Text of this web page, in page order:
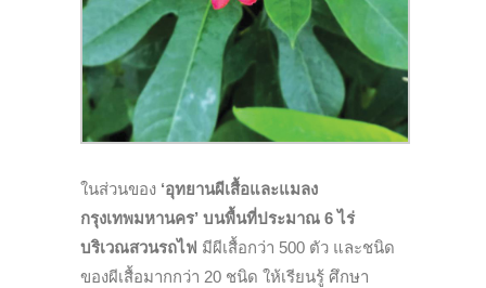
ในส่วนของ ‘อุทยานผีเสื้อและแมลง
กรุงเทพมหานคร’ บนพื้นที่ประมาณ 6 ไร่
บริเวณสวนรถไฟ มีผีเสื้อกว่า 500 ตัว และชนิด
ของผีเสื้อมากกว่า 20 ชนิด ให้เรียนรู้ ศึกษา